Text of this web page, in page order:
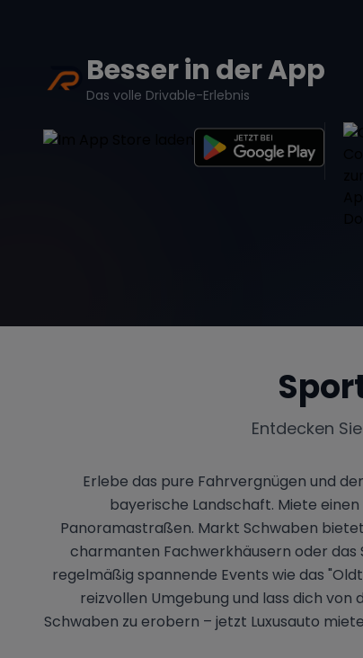
Besser in der App
Das volle Drivable-Erlebnis
Entdecken
Erlebe das pure Fahrvergnügen und
bayerische Landschaft. Miete
Panoramastraßen. Markt Schwaben
charmanten Fachwerkhäusern oder das
regelmäßig spannende Events wie das
reizvollen Umgebung und lass dich
Schwaben zu erobern – jetzt Luxusauto